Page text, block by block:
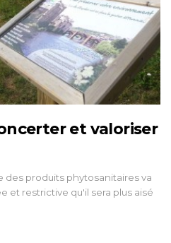
et valoriser
des produits phytosanitaires va
et restrictive qu'il sera plus aisé